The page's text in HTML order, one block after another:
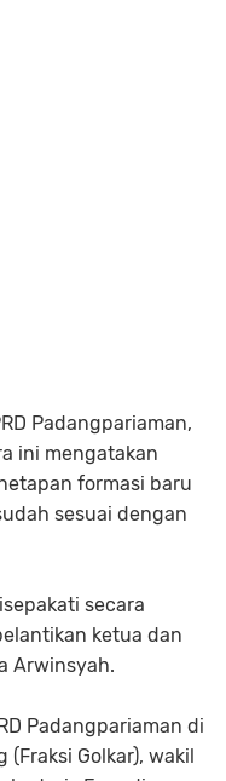
Padangpariaman,
ini mengatakan
formasi baru
sesuai dengan
secara
ketua dan
Arwinsyah.
Padangpariaman di
(Fraksi Golkar), wakil